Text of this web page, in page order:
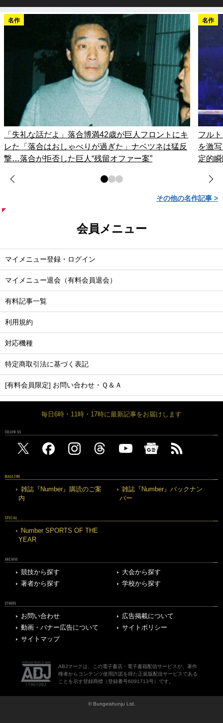
名作
「失礼な話だよ」落合博満42歳が巨人フロントにキ
レた「落合はおしゃべりが過ぎた」ナベツネは猛反
撃…落合が拒否した巨人“残留オファー案”
名作
フル
を激
定的
その他の名作記事 >
会員メニュー
マイメニュー登録・ログイン
マイメニュー退会（有料会員退会）
有料記事一覧
利用規約
対応機種
特定商取引法に基づく表記
[有料会員限定] お問い合わせ・Ｑ＆Ａ
毎日6時・11時・17時に最新記事をお届けします
FOLLOW US
MAGAZINE
雑誌『Number』購読のご案
内
雑誌『Number』バックナン
バー
SPECIAL
Number SPORTS OF THE
YEAR
ARCHIVE
競技から探す
大会から探す
著者から探す
学校から探す
OTHERS
お問い合わせ
広告掲載について
動画・バナー広告について
サイトポリシー
サイトマップ
ABJマークは、この電子書店・電子書籍配信サービスが、著作
権者からコンテンツ使用許諾を得た正規版配信サービスである
ことを示す登録商標（登録番号6091713号）です。
© Bungeishunju Ltd.